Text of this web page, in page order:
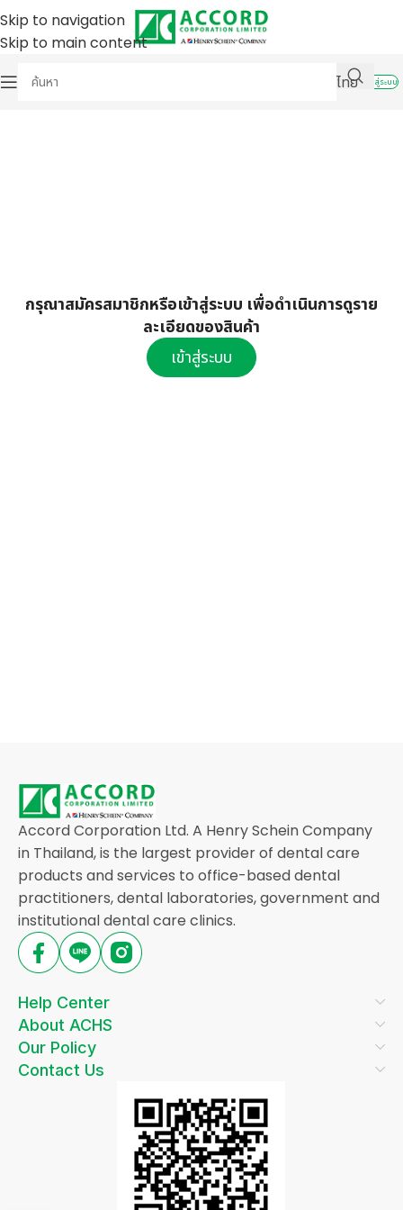
Skip to navigation
Skip to main content
ไทย
เข้าสู่ระบบ
กรุณาสมัครสมาชิกหรือเข้าสู่ระบบ เพื่อดำเนินการดูราย
ละเอียดของสินค้า
เข้าสู่ระบบ
Accord Corporation Ltd. A Henry Schein Company
in Thailand, is the largest provider of dental care
products and services to office-based dental
practitioners, dental laboratories, government and
institutional dental care clinics.
Help Center
About ACHS
Our Policy
Contact Us